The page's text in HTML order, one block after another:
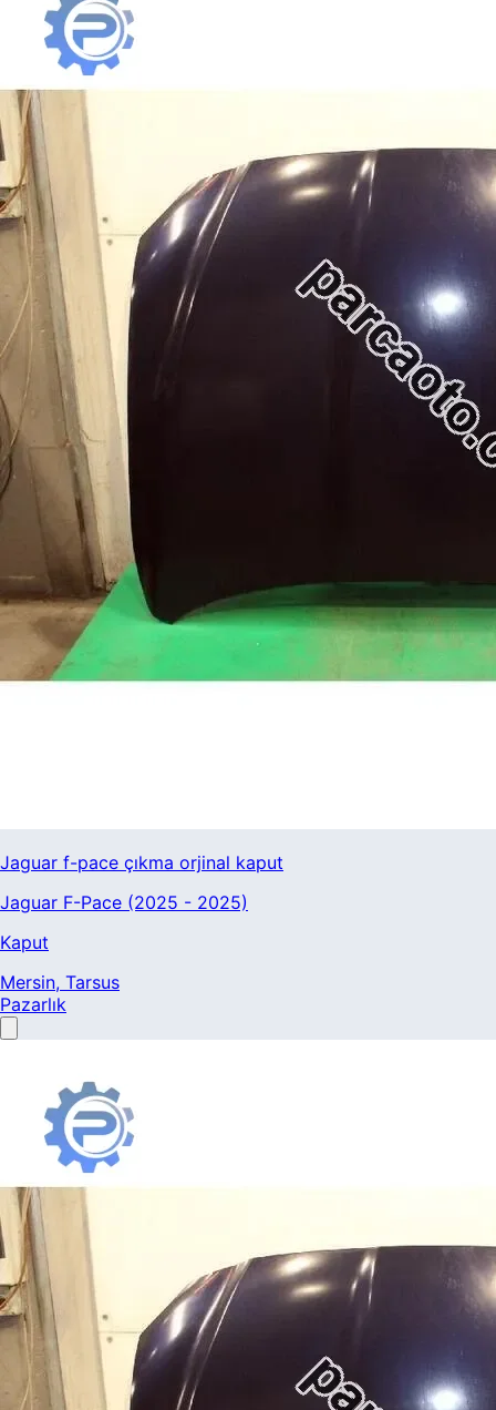
Jaguar f-pace çıkma orjinal kaput
Jaguar F-Pace (2025 - 2025)
Kaput
Mersin, Tarsus
Pazarlık